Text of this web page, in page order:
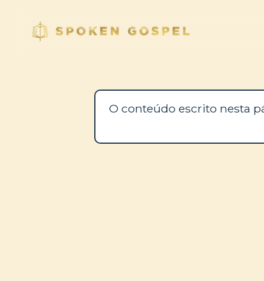
O conteúdo escrito nesta